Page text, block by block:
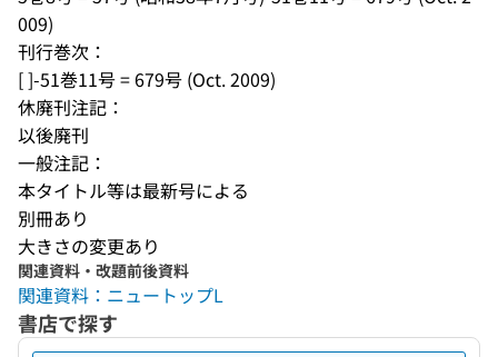
009)
刊行巻次：
[ ]-51巻11号 = 679号 (Oct. 2009)
休廃刊注記：
以後廃刊
一般注記：
本タイトル等は最新号による
別冊あり
大きさの変更あり
関連資料・改題前後資料
関連資料：ニュートップL
書店で探す